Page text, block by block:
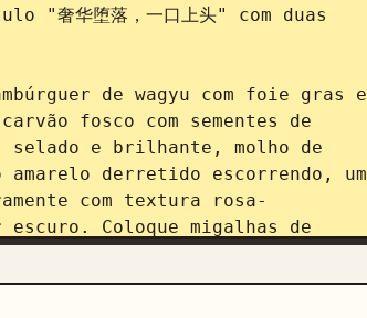
华堕落，一口上头" com duas
de wagyu com foie gras e
fosco com sementes de
e brilhante, molho de
derretido escorrendo, um
com textura rosa-
Coloque migalhas de
suave, com reflexos